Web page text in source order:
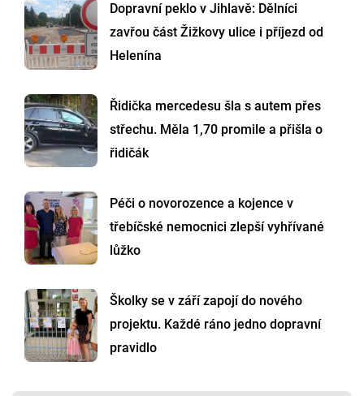
Dopravní peklo v Jihlavě: Dělníci
zavřou část Žižkovy ulice i příjezd od
Helenína
Řidička mercedesu šla s autem přes
střechu. Měla 1,70 promile a přišla o
řidičák
Péči o novorozence a kojence v
třebíčské nemocnici zlepší vyhřívané
lůžko
Školky se v září zapojí do nového
projektu. Každé ráno jedno dopravní
pravidlo